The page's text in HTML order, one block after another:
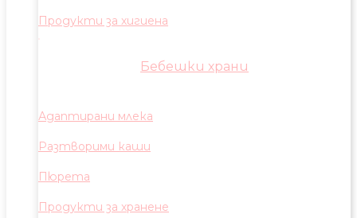
Продукти за хигиена
Бебешки храни
Адаптирани млека
Разтворими каши
Пюрета
Продукти за хранене